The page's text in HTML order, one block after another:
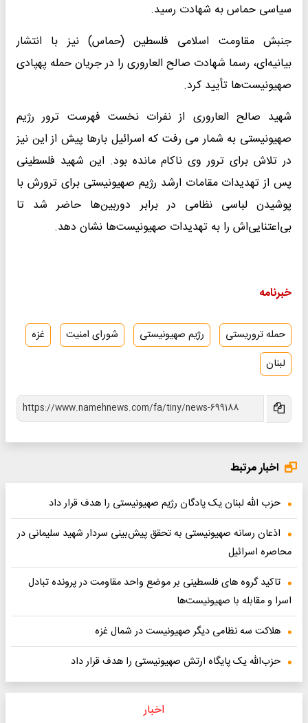
سیاسی حماس به شهادت رسید.
جنبش مقاومت اسلامی فلسطین (حماس) نیز با انتشار
بیانیه‌ای، رسما شهادت صالح العاروری را در جریان حمله پهپادی
صهیونیست‌ها تأیید کرد.
شهید صالح العاروری از نفرات نخست فهرست ترور رژیم
صهیونیستی به شمار می رفت که اسرائیل بارها پیش از این نیز
در تلاش برای ترور وی ناکام مانده بود. این شهید فلسطینی
پس از تهدیدات مقامات ارشد رژیم صهیونیستی برای ترورش با
پوشیدن لباسی نظامی در برابر دوربین‌ها حاضر شد تا
بی‌اعتنایی‌اش را به تهدیدات صهیونیست‌ها نشان دهد.
خبرنامه
حمله تروریستی رژیم صهیونیستی شورای امنیت
غزه
لبنان
اخبار مرتبط
حزب الله لبنان یک پادگان رژیم صهیونیستی را هدف قرار داد
اذعان رسانه صهیونیستی به تحقق پیش‌بینی سردار شهید سلیمانی در
محاصره اسرائیل
تاکید گروه های فلسطینی بر موضع واحد مقاومت در پرونده تبادل
اسرا و مقابله با صهیونیست‌ها
هلاکت سه نظامی دیگر صهیونیست در شمال غزه
حزب‌الله یک پایگاه ارتش صهیونیستی را هدف قرار داد
اخبار